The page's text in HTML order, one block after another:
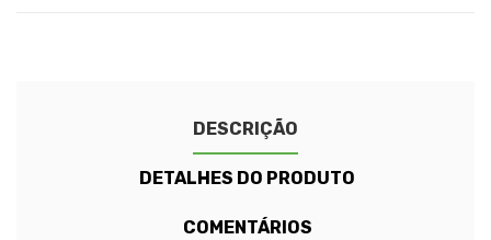
DESCRIÇÃO
DETALHES DO PRODUTO
COMENTÁRIOS